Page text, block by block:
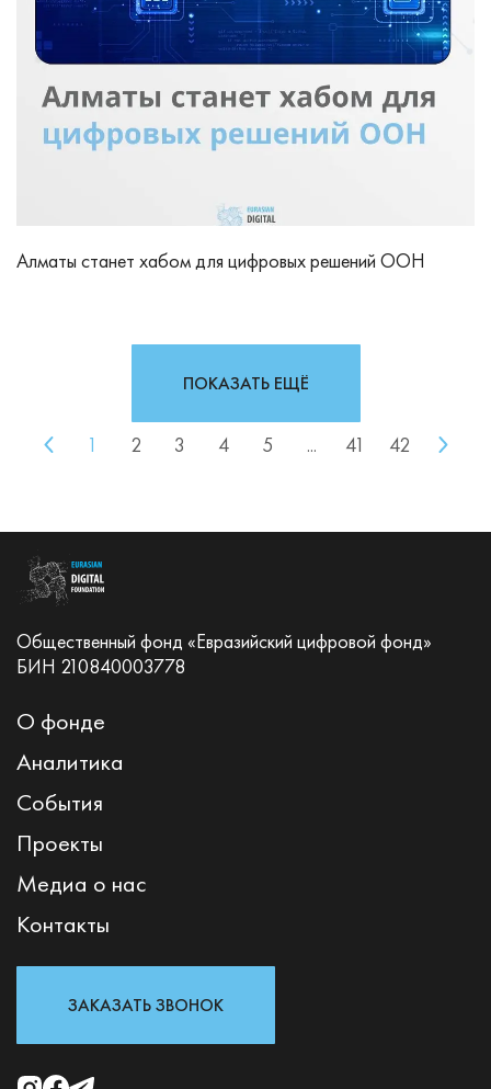
Алматы станет хабом для цифровых решений ООН
1 2 3 4 5 ... 41 42
ПОКАЗАТЬ ЕЩЁ
Общественный фонд «Евразийский цифровой фонд»
БИН 210840003778
О фонде
Аналитика
События
Проекты
Медиа о нас
Контакты
ЗАКАЗАТЬ ЗВОНОК